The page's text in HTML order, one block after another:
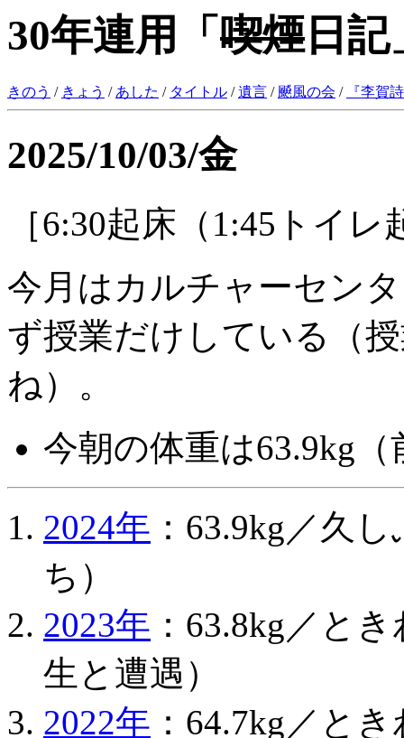
30年連用「 喫煙日記
きのう / きょう / あした / タイトル /遺言 / 飇風の会 / 『李賀
2025/10/03/金
［6:30起床（1:45トイ
今月はカルチャーセン
ず授業だけしている（
ね）。
今朝の体重は63.9kg（
2024年 ：63.9kg／久
ち）
2023年 ：63.8kg／と
生と遭遇）
2022年 ：64.7kg／と